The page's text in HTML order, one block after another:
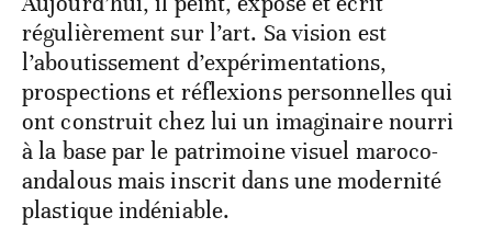
régulièrement sur l’art. Sa vision est
l’aboutissement d’expérimentations,
prospections et réflexions personnelles qui
ont construit chez lui un imaginaire nourri
à la base par le patrimoine visuel maroco-
andalous mais inscrit dans une modernité
plastique indéniable.